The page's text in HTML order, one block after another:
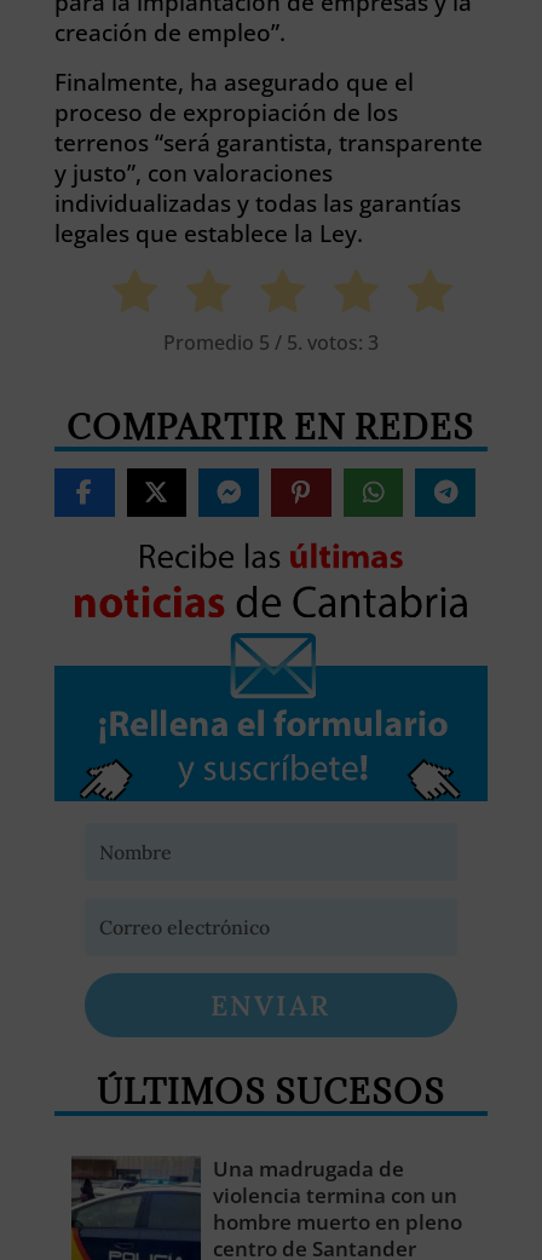
creación de empleo”.
Finalmente, ha asegurado que el
proceso de expropiación de los
terrenos “será garantista, transparente
y justo”, con valoraciones
individualizadas y todas las garantías
legales que establece la Ley.
Promedio 5 / 5. votos: 3
COMPARTIR EN REDES
ENVIAR
ÚLTIMOS SUCESOS
Una madrugada de
violencia termina con un
hombre muerto en pleno
centro de Santander